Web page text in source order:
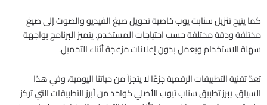
كما يتيح تنزيل سنابت يوب خاصية تحويل صيغ الفيديو والصوت إلى صيغ
مختلفة ودقة مختلفة حسب احتياجات المستخدم. يتميز البرنامج بواجهة
سهلة الاستخدام ويعمل بدون إعلانات مزعجة أثناء التحميل.
تعدّ تقنية التطبيقات الرقمية جزءًا لا يتجزأ من حياتنا اليومية، وفي هذا
السياق، يبرز تطبيق سناب تيوب الأصلي كواحد من أبرز التطبيقات التي تركز